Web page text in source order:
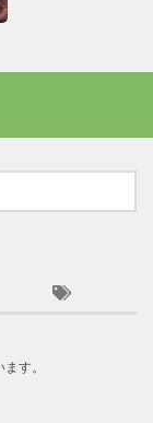
す。